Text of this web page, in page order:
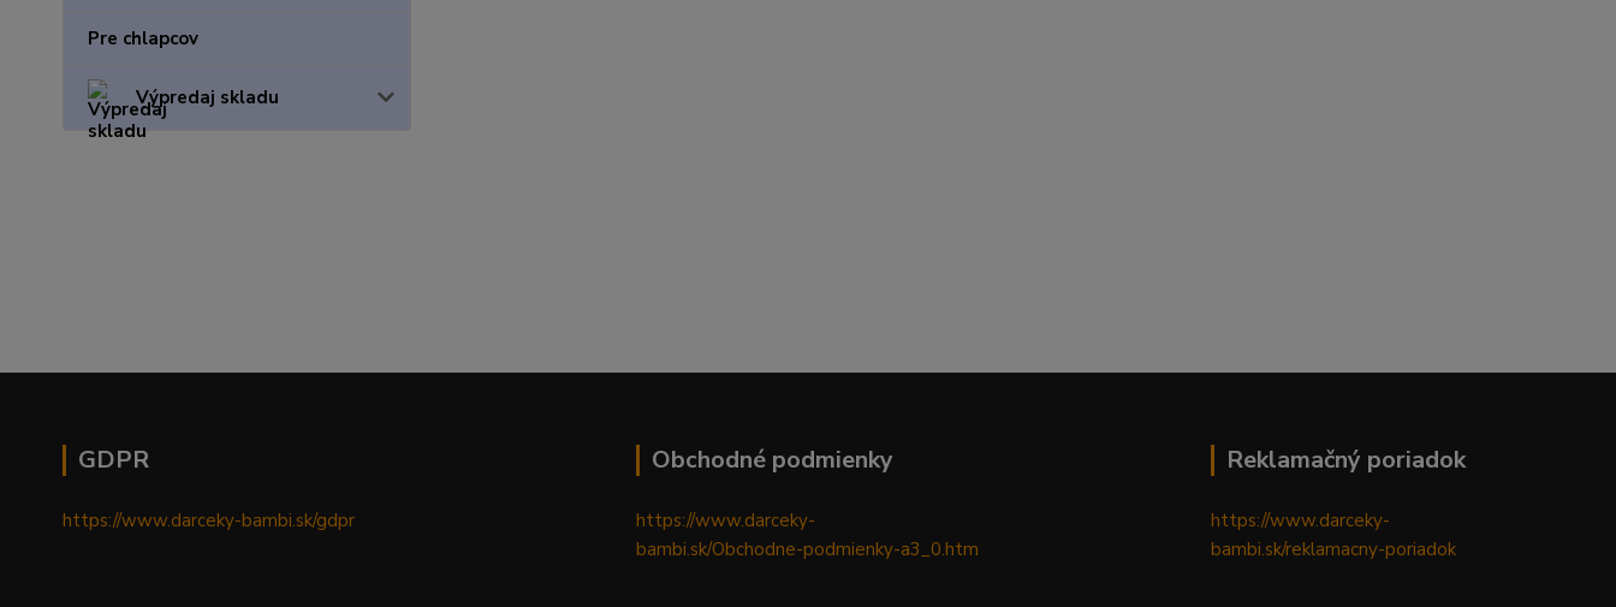
Pre chlapcov
Výpredaj skladu
GDPR
https://www.darceky-bambi.sk/gdpr
Obchodné podmienky
https://www.darceky-
bambi.sk/Obchodne-podmienky-a3_0.htm
Reklamačný poriadok
https://www.darceky-
bambi.sk/reklamacny-poriadok